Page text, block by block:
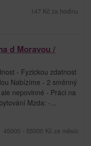
147 Kč za hodinu
d Moravou /
- Fyzickou zdatnost
Nabízíme - 2 směnný
nepovinné - Práci na
Mzda: -...
45000 - 55000 Kč za měsíc